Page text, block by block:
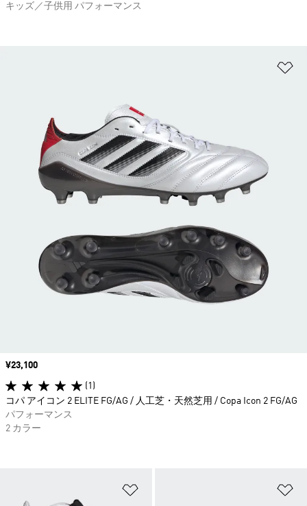
キッズ／子供用 パフォーマンス
価格
¥23,100
(1)
コパ アイコン 2 ELITE FG/AG / 人工芝・天然芝用 / Copa Icon 2 FG/AG
パフォーマンス
2 カラー